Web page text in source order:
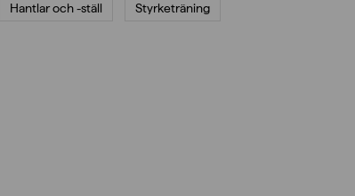
Hantlar och -ställ Styrketräning